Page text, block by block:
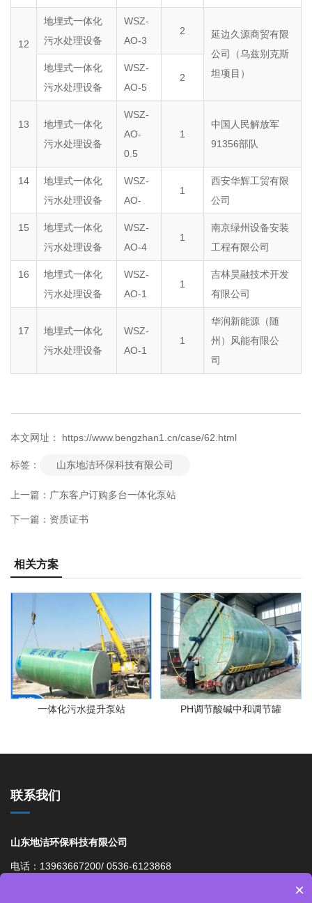
12
地埋式一体化
污水处理设备
WSZ-
AO-3
2
延边久源商贸有限
公司（乌兹别克斯
坦项目）
地埋式一体化
污水处理设备
WSZ-
AO-5
2
13
地埋式一体化
污水处理设备
WSZ-
AO-
0.5
1
中国人民解放军
91356部队
14
地埋式一体化
污水处理设备
WSZ-
AO-
1
西安华辉工贸有限
公司
15
地埋式一体化
污水处理设备
WSZ-
AO-4
1
南京绿州设备安装
工程有限公司
16
地埋式一体化
污水处理设备
WSZ-
AO-1
1
吉林昊融技术开发
有限公司
17
地埋式一体化
污水处理设备
WSZ-
AO-1
1
华润新能源（随
州）风能有限公
司
本文网址： https://www.bengzhan1.cn/case/62.html
标签： 山东地洁环保科技有限公司
上一篇： 广东客户订购多台一体化泵站
下一篇： 资质证书
相关方案
一体化污水提升泵站 PH调节酸碱中和调节罐
联系我们
山东地洁环保科技有限公司
电话：13963667200/ 0536-6123868
×